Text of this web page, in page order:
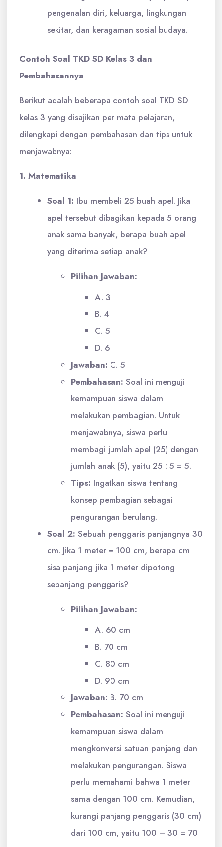
pengenalan diri, keluarga, lingkungan
sekitar, dan keragaman sosial budaya.
Contoh Soal TKD SD Kelas 3 dan
Pembahasannya
Berikut adalah beberapa contoh soal TKD SD
kelas 3 yang disajikan per mata pelajaran,
dilengkapi dengan pembahasan dan tips untuk
menjawabnya:
1. Matematika
Soal 1: Ibu membeli 25 buah apel. Jika
apel tersebut dibagikan kepada 5 orang
anak sama banyak, berapa buah apel
yang diterima setiap anak?
Pilihan Jawaban:
A. 3
B. 4
C. 5
D. 6
Jawaban: C. 5
Pembahasan: Soal ini menguji
kemampuan siswa dalam
melakukan pembagian. Untuk
menjawabnya, siswa perlu
membagi jumlah apel (25) dengan
jumlah anak (5), yaitu 25 : 5 = 5.
Tips: Ingatkan siswa tentang
konsep pembagian sebagai
pengurangan berulang.
Soal 2: Sebuah penggaris panjangnya 30
cm. Jika 1 meter = 100 cm, berapa cm
sisa panjang jika 1 meter dipotong
sepanjang penggaris?
Pilihan Jawaban:
A. 60 cm
B. 70 cm
C. 80 cm
D. 90 cm
Jawaban: B. 70 cm
Pembahasan: Soal ini menguji
kemampuan siswa dalam
mengkonversi satuan panjang dan
melakukan pengurangan. Siswa
perlu memahami bahwa 1 meter
sama dengan 100 cm. Kemudian,
kurangi panjang penggaris (30 cm)
dari 100 cm, yaitu 100 – 30 = 70